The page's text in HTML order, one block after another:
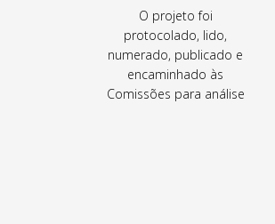
O projeto foi
protocolado, lido,
numerado, publicado e
encaminhado às
Comissões para análise